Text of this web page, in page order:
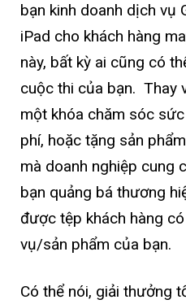
bạn kinh doanh dịch vụ
iPad cho khách hàng
này, bất kỳ ai cũng có
cuộc thi của bạn. Thay
một khóa chăm sóc
phí, hoặc tặng sản
mà doanh nghiệp cung
bạn quảng bá thương
được tệp khách hàng
vụ/sản phẩm của bạn.
Có thể nói, giải thưởng